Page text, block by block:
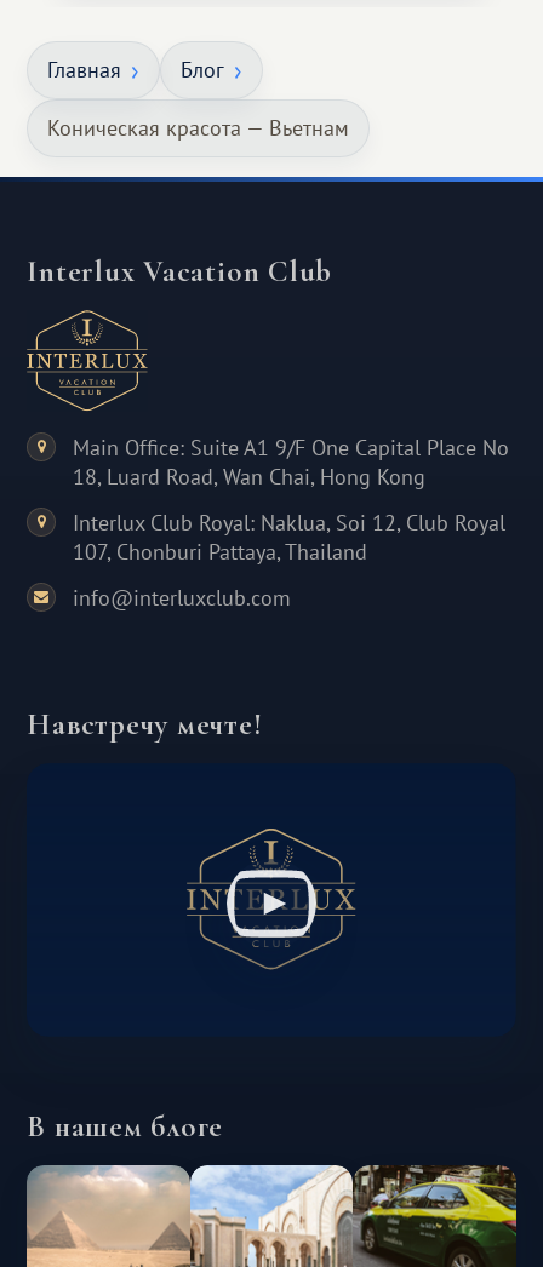
Главная Блог
Коническая красота — Вьетнам
Interlux Vacation Club
Main Office: Suite A1 9/F One Capital Place No
18, Luard Road, Wan Chai, Hong Kong
Interlux Club Royal: Naklua, Soi 12, Club Royal
107, Chonburi Pattaya, Thailand
info@interluxclub.com
Навстречу мечте!
В нашем блоге